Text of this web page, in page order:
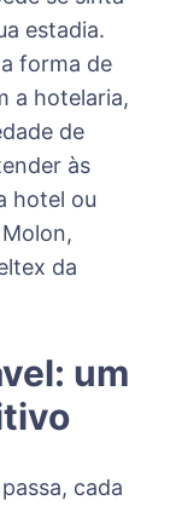
estadia.
forma de
a hotelaria,
de
às
hotel ou
da
um
cada